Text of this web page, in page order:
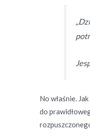
No właśnie.
do